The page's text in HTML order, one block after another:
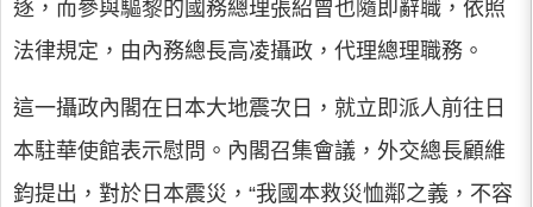
逐，而參與驅黎的國務總理張紹曾也隨即辭職，依照
法律規定，由內務總長高凌攝政，代理總理職務。
這一攝政內閣在日本大地震次日，就立即派人前往日
本駐華使館表示慰問。內閣召集會議，外交總長顧維
鈞提出，對於日本震災，“我國本救災恤鄰之義，不容